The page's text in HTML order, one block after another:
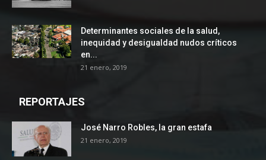
Determinantes sociales de la salud,
inequidad y desigualdad nudos críticos
en...
21 enero, 2019
REPORTAJES
José Narro Robles, la gran estafa
21 enero, 2019